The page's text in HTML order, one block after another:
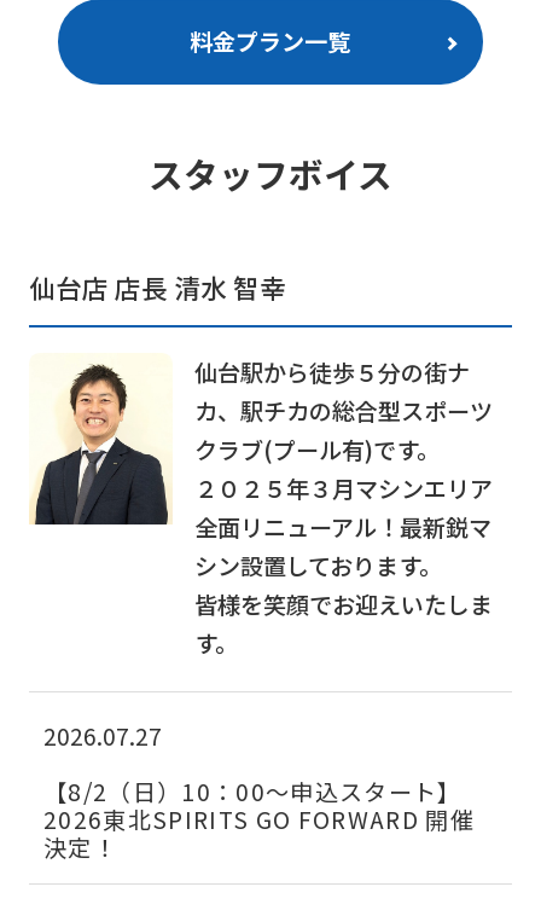
料金プラン一覧
スタッフボイス
仙台店 店長 清水 智幸
仙台駅から徒歩５分の街ナ
カ、駅チカの総合型スポーツ
クラブ(プール有)です。
２０２５年３月マシンエリア
全面リニューアル！最新鋭マ
シン設置しております。
皆様を笑顔でお迎えいたしま
す。
2026.07.27
【8/2（日）10：00～申込スタート】
2026東北SPIRITS GO FORWARD 開催
決定！
For
official
website
is